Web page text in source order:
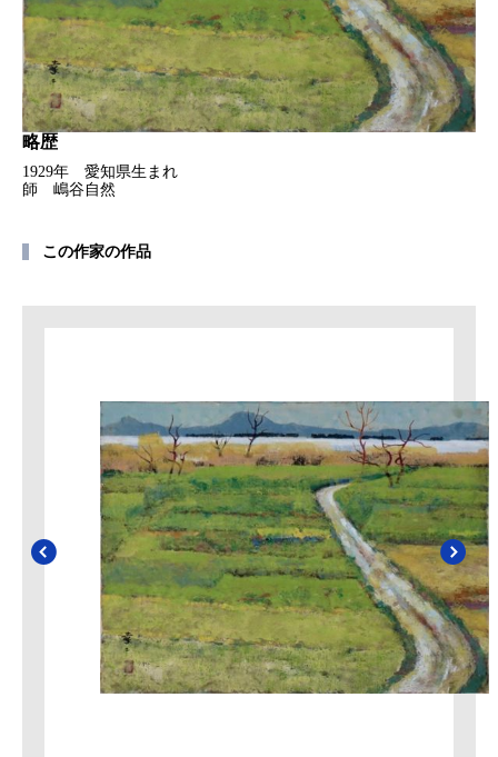
略歴
1929年 愛知県生まれ
師 嶋谷自然
この作家の作品